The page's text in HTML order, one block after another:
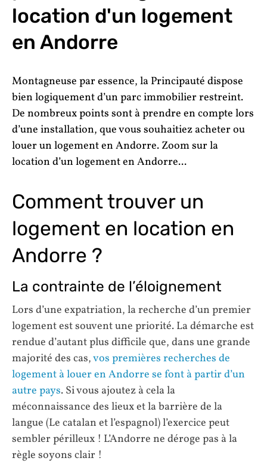
location d'un logement
en Andorre
Montagneuse par essence, la Principauté dispose
bien logiquement d’un parc immobilier restreint.
De nombreux points sont à prendre en compte lors
d’une installation, que vous souhaitiez acheter ou
louer un logement en Andorre. Zoom sur la
location d’un logement en Andorre...
Comment trouver un
logement en location en
Andorre ?
La contrainte de l’éloignement
Lors d’une expatriation, la recherche d’un premier
logement est souvent une priorité. La démarche est
rendue d’autant plus difficile que, dans une grande
majorité des cas,vos premières recherches de
logement à louer en Andorre se font à partir d’un
autre pays. Si vous ajoutez à cela la
méconnaissance des lieux et la barrière de la
langue (Le catalan et l’espagnol) l’exercice peut
sembler périlleux ! L’Andorre ne déroge pas à la
règle soyons clair !